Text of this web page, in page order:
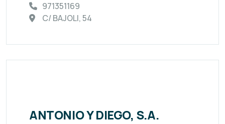
971351169
C/ BAJOLI, 54
ANTONIO Y DIEGO, S.A.